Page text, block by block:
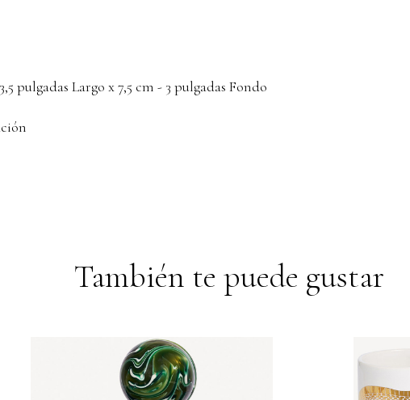
pulgadas Largo x 7,5 cm - 3 pulgadas Fondo
También te puede gustar